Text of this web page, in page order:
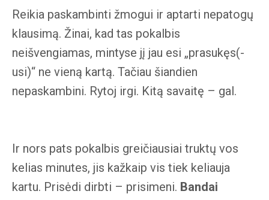
Reikia paskambinti žmogui ir aptarti nepatogų
klausimą. Žinai, kad tas pokalbis
neišvengiamas, mintyse jį jau esi „prasukęs(-
usi)“ ne vieną kartą. Tačiau šiandien
nepaskambini. Rytoj irgi. Kitą savaitę – gal.
Ir nors pats pokalbis greičiausiai truktų vos
kelias minutes, jis kažkaip vis tiek keliauja
kartu. Prisėdi dirbti – prisimeni. Bandai